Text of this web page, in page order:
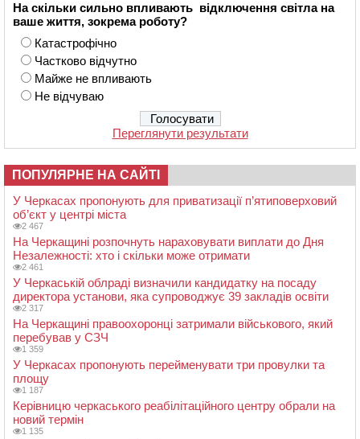
На скільки сильно впливають відключення світла на
ваше життя, зокрема роботу?
Катастрофічно
Частково відчутно
Майже не впливають
Не відчуваю
Переглянути результати
ПОПУЛЯРНЕ НА САЙТІ
У Черкасах пропонують для приватизації п’ятиповерховий
об’єкт у центрі міста
2 467
На Черкащині розпочнуть нараховувати виплати до Дня
Незалежності: хто і скільки може отримати
2 461
У Черкаській облраді визначили кандидатку на посаду
директора установи, яка супроводжує 39 закладів освіти
2 317
На Черкащині правоохоронці затримали військового, який
перебував у СЗЧ
1 359
У Черкасах пропонують перейменувати три провулки та
площу
1 187
Керівницю черкаського реабілітаційного центру обрали на
новий термін
1 135